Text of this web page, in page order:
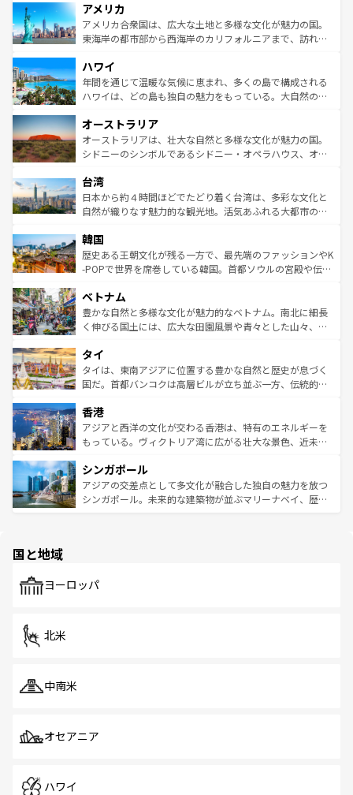
ンツ一覧を参照してほしい。
の建物がそのまま残る町や、スイスならではのユニークな
博物館もあり、アルプス観光だけでなく町歩きも満喫する
ことができる。国民の所得が高いため物価も高いが、旅行
ば市内交通費無料で観光を楽しむこともできる。 なお、新
着のスイス情報はコンテンツ一覧 を参照してほしい。
アメリカ
アメリカ合衆国は、広大な土地と多様な文化が魅力の国。
東海岸の都市部から西海岸のカリフォルニアまで、訪れる
のような巨大都市は、観光、ショッピング、エンターテイ
ンメントが詰まった刺激的なスポットだ。一方、アメリカ
西部には大自然が広がり、グランドキャニオンやイエロー
部のニューオーリンズでは、音楽と美食が融合した独特の
文化が魅力。旅行者はアメリカの各地域で異なる魅力を楽
しみながら、その多様性と豊かな歴史を感じることができ
ならではの贅沢な旅のスタイルだ。 なお、新着のアメリカ
情報はコンテンツ一覧を参照してほしい。
ハワイ
年間を通じて温暖な気候に恵まれ、多くの島で構成される
ハワイは、どの島も独自の魅力をもっている。大自然の神
ワイ島は見逃せない。また、定番の観光地といえばオアフ
島だが、静かな自然を求めるならマウイ島やカウアイ島が
おすすめ。エメラルドグリーンに輝く海をはじめ、豊かな
れるおもてなしの心で訪れる人々を迎えてくれるハワイの
人々、おいしいローカルフードやハワイアンミュージッ
ク、伝統的なフラダンスなど、すべてがハワイの魅力を彩
ワイを、存分に味わってほしい。 なお、新着のハワイ情報
はコンテンツ一覧を参照してほしい。
オーストラリア
オーストラリアは、壮大な自然と多様な文化が魅力の国。
シドニーのシンボルであるシドニー・オペラハウス、オー
リアリーフや大陸中央部にそびえるウルル（エアーズロッ
ク）、タスマニアの美しい原生林やケアンズの熱帯雨林な
ど、見どころがたくさん。また、カフェやワイン、オージ
いる。アクティビティも充実しており、サーフィンやダイ
ビング、ハイキングなど、アウトドア好きにはたまらな
い。オーストラリアの多彩な魅力を存分に味わいつくそ
参照してほしい。
台湾
日本から約４時間ほどでたどり着く台湾は、多彩な文化と
自然が織りなす魅力的な観光地。活気あふれる大都市の台
ン）、静ひつな山岳地帯である台湾東部など、都市の喧騒
と山間の静けさが共存しており、訪れる人に新しい発見と
驚きをもたらしてくれる。また、奥深い台湾の食文化も魅
容にもいいと評判のスイーツなど、バラエティ豊かな料理
が味わえる。 なお、新着の台湾情報は コンテンツ一覧を参
照してほしい。
韓国
歴史ある王朝文化が残る一方で、最先端のファッションやK
-POPで世界を席巻している韓国。首都ソウルの宮殿や伝統
き、地方に足を延ばせば四季折々の自然美を楽しむことが
できる。そして、キムチや焼肉、絶品のストリートフード
まで、さまざまな韓国料理が待っている。夜には、韓国な
リティに包まれながら、韓国の多彩な魅力を心ゆくまで味
わってみてほしい。 なお、新着の韓国情報はコンテンツ一
覧を参照してほしい。
ベトナム
豊かな自然と多様な文化が魅力的なベトナム。南北に細長
く伸びる国土には、広大な田園風景や青々とした山々、世
急速な発展と共に伝統が息づく。ハノイの古い町並みやホ
ーチミン市のフランス統治時代の建物も、独特の雰囲気を
醸し出している。また、バラエティの豊かさとおいしさで
とつ。フォーやバインミー、ベトナムコーヒーなどは、ぜ
ひ現地で味わいたい。どの地域を訪れてもあたたかい人々
が旅行者を迎えてくれるので、きっと忘れられない旅にな
参照してほしい。
タイ
タイは、東南アジアに位置する豊かな自然と歴史が息づく
国だ。首都バンコクは高層ビルが立ち並ぶ一方、伝統的な
の活気が交差している。北部ではチェンマイなどの山岳地
帯で自然と触れ合い、南部ではプーケットやクラビの美し
いビーチでリゾート気分を楽しむことができる。タイ料理
激する。気候は一年中温暖で、どの季節にも異なる楽しみ
が待っている。親しみやすいタイの人々、仏教を中心とし
た文化、そして多様な観光資源が、訪れる旅人を魅了し続
香港
アジアと西洋の文化が交わる香港は、特有のエネルギーを
もっている。ヴィクトリア湾に広がる壮大な景色、近未来
み、どこを訪れても感動するはず。観光スポットが密集し
ており、効率よく見どころを回れるのも魅力。息をのむよ
うな絶景から文化的な体験まで、香港を存分に楽しみ尽く
シンガポール
アジアの交差点として多文化が融合した独自の魅力を放つ
シンガポール。未来的な建築物が並ぶマリーナベイ、歴史
で、ホーカーズは地元の風情を楽しめる外せないスポット
国と地域
ヨーロッパ
北米
中南米
オセアニア
ハワイ